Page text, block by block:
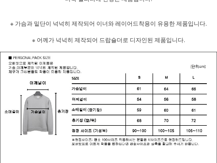
※ 가슴과 밑단이 넉넉히 제작되어 이너와 레이어드착용이 유용한 제품입니다.
※ 어께가 넉넉히 제작되어 드랍숄더로 디자인된 제품입니다.